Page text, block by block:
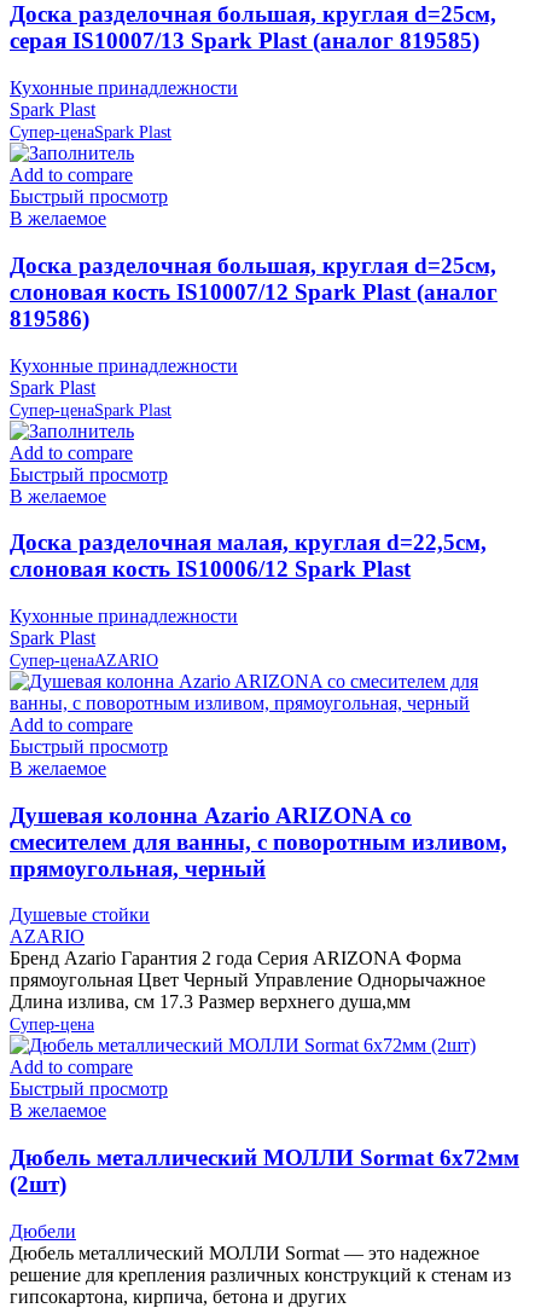
Доска разделочная большая, круглая d=25см,
серая IS10007/13 Spark Plast (аналог 819585)
Кухонные принадлежности
Spark Plast
Супер-ценаSpark Plast
Add to compare
Быстрый просмотр
В желаемое
Доска разделочная большая, круглая d=25см,
слоновая кость IS10007/12 Spark Plast (аналог
819586)
Кухонные принадлежности
Spark Plast
Супер-ценаSpark Plast
Add to compare
Быстрый просмотр
В желаемое
Доска разделочная малая, круглая d=22,5см,
слоновая кость IS10006/12 Spark Plast
Кухонные принадлежности
Spark Plast
Супер-ценаAZARIO
Add to compare
Быстрый просмотр
В желаемое
Душевая колонна Azario ARIZONA со
смесителем для ванны, с поворотным изливом,
прямоугольная, черный
Душевые стойки
AZARIO
Бренд Azario Гарантия 2 года Серия ARIZONA Форма
прямоугольная Цвет Черный Управление Однорычажное
Длина излива, см 17.3 Размер верхнего душа,мм
Супер-цена
Add to compare
Быстрый просмотр
В желаемое
Дюбель металлический МОЛЛИ Sormat 6х72мм
(2шт)
Дюбели
Дюбель металлический МОЛЛИ Sormat — это надежное
решение для крепления различных конструкций к стенам из
гипсокартона, кирпича, бетона и других